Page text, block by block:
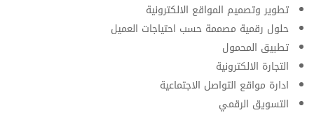
تطوير وتصميم المواقع الالكترونية
حلول رقمية مصممة حسب احتياجات العميل
تطبيق المحمول
التجارة الالكترونية
ادارة مواقع التواصل الاجتماعية
التسويق الرقمي